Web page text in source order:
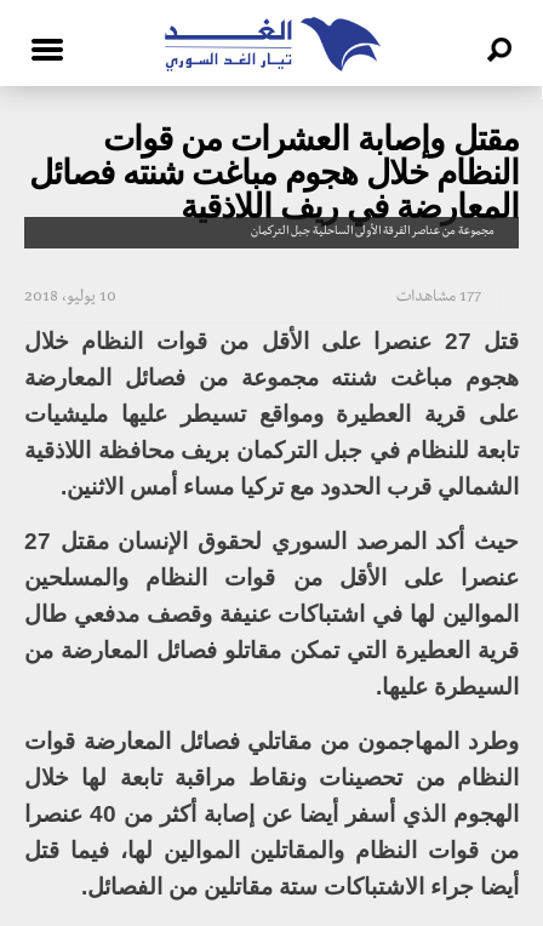
مقتل وإصابة العشرات من قوات
النظام خلال هجوم مباغت شنته فصائل
المعارضة في ريف اللاذقية
مجموعة من عناصر الفرقة الأولى الساحلية جبل التركمان
10 يوليو، 2018 177 مشاهدات
قتل 27 عنصرا على الأقل من قوات النظام خلال
هجوم مباغت شنته مجموعة من فصائل المعارضة
على قرية العطيرة ومواقع تسيطر عليها مليشيات
تابعة للنظام في جبل التركمان بريف محافظة اللاذقية
الشمالي قرب الحدود مع تركيا مساء أمس الاثنين.
حيث أكد المرصد السوري لحقوق الإنسان مقتل 27
عنصرا على الأقل من قوات النظام والمسلحين
الموالين لها في اشتباكات عنيفة وقصف مدفعي طال
قرية العطيرة التي تمكن مقاتلو فصائل المعارضة من
السيطرة عليها.
وطرد المهاجمون من مقاتلي فصائل المعارضة قوات
النظام من تحصينات ونقاط مراقبة تابعة لها خلال
الهجوم الذي أسفر أيضا عن إصابة أكثر من 40 عنصرا
من قوات النظام والمقاتلين الموالين لها، فيما قتل
أيضا جراء الاشتباكات ستة مقاتلين من الفصائل.